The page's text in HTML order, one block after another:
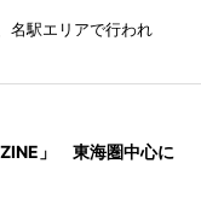
名駅エリアで行われ
」 東海圏中心に